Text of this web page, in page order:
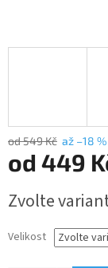
od 549 Kč až –18 %
od 449
cena:
Zvolte
Velikost